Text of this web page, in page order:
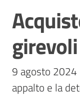
Stazioni
appaltanti
Salta al contenuto
girevoli
9 agosto
appalto e la